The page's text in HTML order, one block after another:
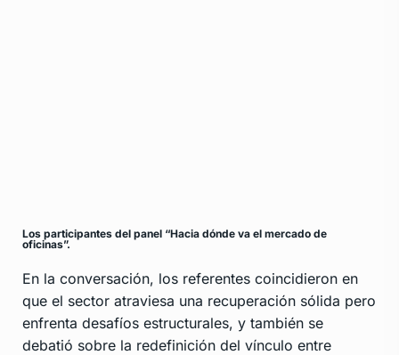
Los participantes del panel “Hacia dónde va el mercado de
oficinas”.
En la conversación, los referentes coincidieron en
que el sector atraviesa una recuperación sólida pero
enfrenta desafíos estructurales, y también se
debatió sobre la redefinición del vínculo entre